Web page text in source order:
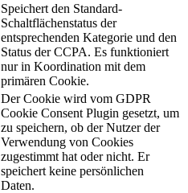
Speichert den Standard-
Schaltflächenstatus der
entsprechenden Kategorie und den
Status der CCPA. Es funktioniert
nur in Koordination mit dem
primären Cookie.
Der Cookie wird vom GDPR
Cookie Consent Plugin gesetzt, um
zu speichern, ob der Nutzer der
Verwendung von Cookies
zugestimmt hat oder nicht. Er
speichert keine persönlichen
Daten.